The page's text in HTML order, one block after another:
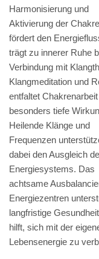
Harmonisierung und
Aktivierung der
fördert den
trägt zu innerer Ruhe
Verbindung mit
Klangmeditation und
entfaltet
besonders tiefe
Heilende Klänge und
Frequenzen
dabei den Ausgleich
Energiesystems. Das
achtsame
Energiezentren
langfristige
hilft, sich mit der
Lebensenergie zu